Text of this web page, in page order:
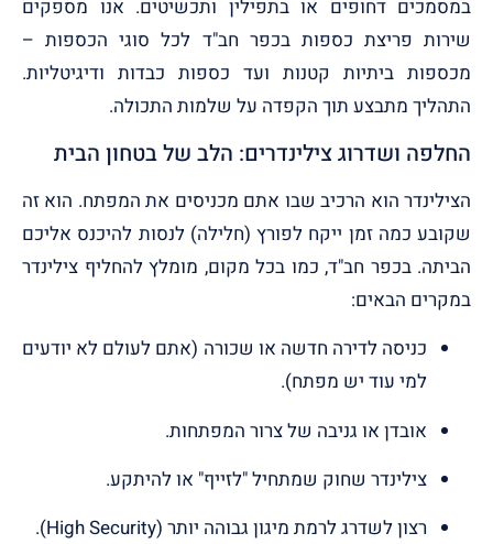
במסמכים דחופים או בתפילין ותכשיטים. אנו מספקים
שירות פריצת כספות בכפר חב"ד לכל סוגי הכספות –
מכספות ביתיות קטנות ועד כספות כבדות ודיגיטליות.
התהליך מתבצע תוך הקפדה על שלמות התכולה.
החלפה ושדרוג צילינדרים: הלב של בטחון הבית
הצילינדר הוא הרכיב שבו אתם מכניסים את המפתח. הוא זה
שקובע כמה זמן ייקח לפורץ (חלילה) לנסות להיכנס אליכם
הביתה. בכפר חב"ד, כמו בכל מקום, מומלץ להחליף צילינדר
במקרים הבאים:
כניסה לדירה חדשה או שכורה (אתם לעולם לא יודעים
למי עוד יש מפתח).
אובדן או גניבה של צרור המפתחות.
צילינדר שחוק שמתחיל "לזייף" או להיתקע.
רצון לשדרג לרמת מיגון גבוהה יותר (High Security).